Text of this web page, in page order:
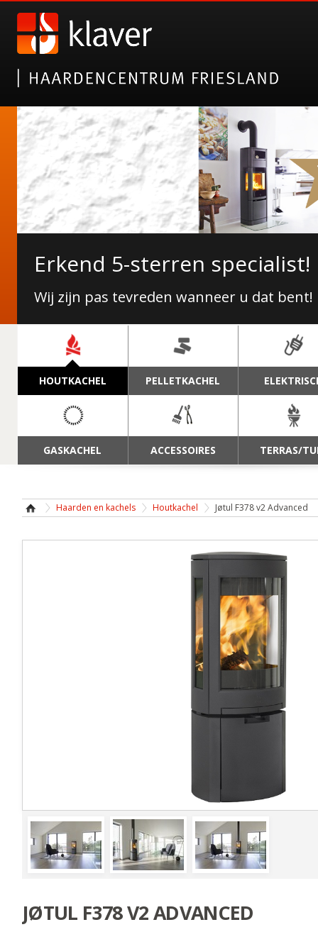
Nieuwe collectie
Janco de Jong!
Erkend 5-sterren specialist!
Wij zijn pas tevreden wanneer u dat bent!
NAVIGATIE
HOUTKACHEL PELLETKACHEL
GASKACHEL ACCESSOIRES TERRAS/
Haarden en kachels Houtkachel Jøtul F378 v2 Advanced
JØTUL F378 V2 ADVANCED